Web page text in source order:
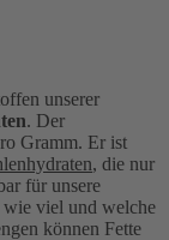
unserer
. Der
Gramm. Er ist
, die nur
für unsere
wie viel und welche
können Fette